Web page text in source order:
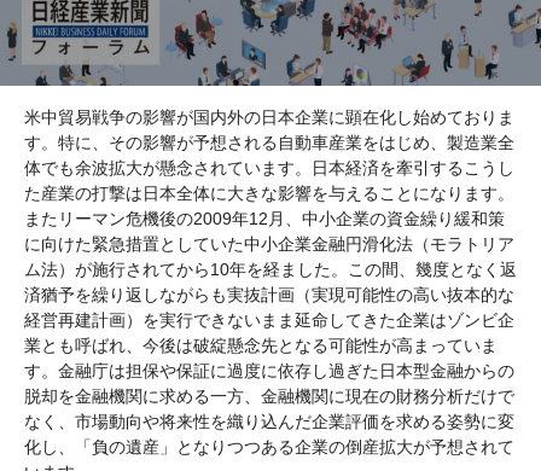
米中貿易戦争の影響が国内外の日本企業に顕在化し始めておりま
す。特に、その影響が予想される自動車産業をはじめ、製造業全
体でも余波拡大が懸念されています。日本経済を牽引するこうし
た産業の打撃は日本全体に大きな影響を与えることになります。
またリーマン危機後の2009年12月、中小企業の資金繰り緩和策
に向けた緊急措置としていた中小企業金融円滑化法（モラトリア
ム法）が施行されてから10年を経ました。この間、幾度となく返
済猶予を繰り返しながらも実抜計画（実現可能性の高い抜本的な
経営再建計画）を実行できないまま延命してきた企業はゾンビ企
業とも呼ばれ、今後は破綻懸念先となる可能性が高まっていま
す。金融庁は担保や保証に過度に依存し過ぎた日本型金融からの
脱却を金融機関に求める一方、金融機関に現在の財務分析だけで
なく、市場動向や将来性を織り込んだ企業評価を求める姿勢に変
化し、「負の遺産」となりつつある企業の倒産拡大が予想されて